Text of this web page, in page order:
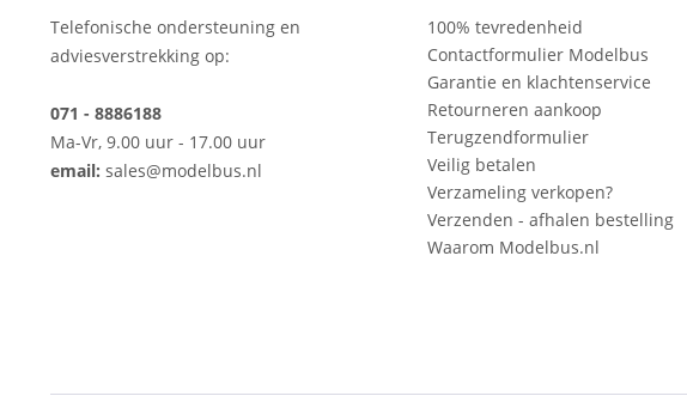
Telefonische ondersteuning en
adviesverstrekking op:
071 - 8886188
Ma-Vr, 9.00 uur - 17.00 uur
email: sales@modelbus.nl
100% tevredenheid
Contactformulier Modelbus
Garantie en klachtenservice
Retourneren aankoop
Terugzendformulier
Veilig betalen
Verzameling verkopen?
Verzenden - afhalen bestelling
Waarom Modelbus.nl